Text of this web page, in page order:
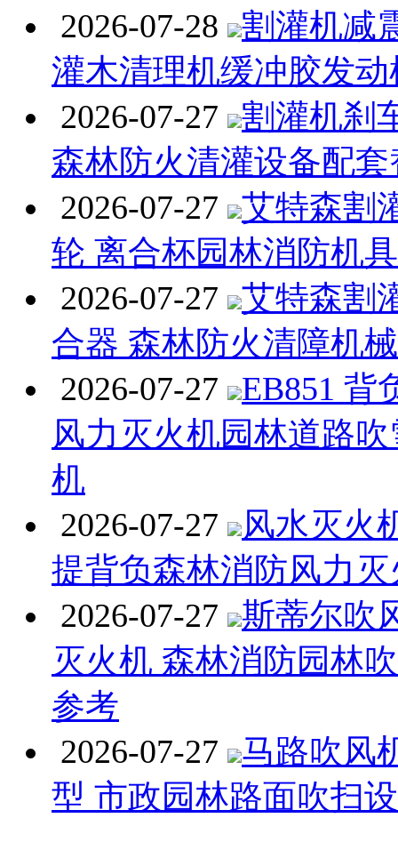
2026-07-28
割灌机减
灌木清理机缓冲胶发
2026-07-27
割灌机刹
森林防火清灌设备配
2026-07-27
艾特森割
轮 离合杯园林消防机
2026-07-27
艾特森割
合器 森林防火清障机
2026-07-27
EB851 背
风力灭火机园林道路
机
2026-07-27
风水灭火
提背负森林消防风力
2026-07-27
斯蒂尔吹
灭火机 森林消防园林
参考
2026-07-27
马路吹风
型 市政园林路面吹扫